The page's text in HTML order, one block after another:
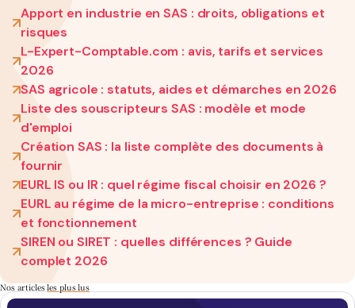
Apport en industrie en SAS : droits, obligations et
risques
L-Expert-Comptable.com : avis, tarifs et services
2026
SAS agricole : statuts, aides et démarches en 2026
Liste des souscripteurs SAS : modèle et mode
d'emploi
Création SAS : la liste complète des documents à
fournir
EURL IS ou IR : quel régime fiscal choisir en 2026 ?
EURL au régime de la micro-entreprise : conditions
et fonctionnement
SIREN ou SIRET : quelles différences ? Guide
complet 2026
Nos articlesles plus lus